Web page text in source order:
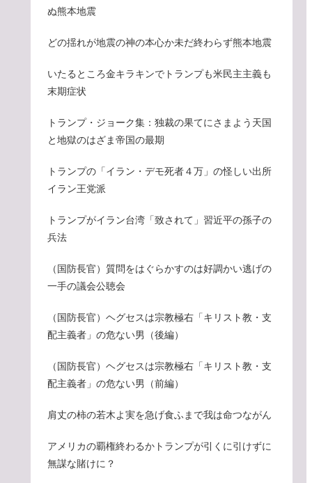
ぬ熊本地震
どの揺れが地震の神の本心か未だ終わらず熊本地震
いたるところ金キラキンでトランプも米民主主義も
末期症状
トランプ・ジョーク集：独裁の果てにさまよう天国
と地獄のはざま帝国の最期
トランプの「イラン・デモ死者４万」の怪しい出所
イラン王党派
トランプがイラン台湾「致されて」習近平の孫子の
兵法
（国防長官）質問をはぐらかすのは好調かい逃げの
一手の議会公聴会
（国防長官）ヘグセスは宗教極右「キリスト教・支
配主義者」の危ない男（後編）
（国防長官）ヘグセスは宗教極右「キリスト教・支
配主義者」の危ない男（前編）
肩丈の柿の若木よ実を急げ食ふまで我は命つながん
アメリカの覇権終わるかトランプが引くに引けずに
無謀な賭けに？